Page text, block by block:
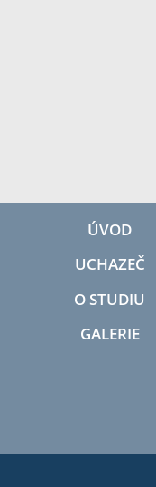
ÚVOD
UCHAZEČ
O STUDIU
GALERIE